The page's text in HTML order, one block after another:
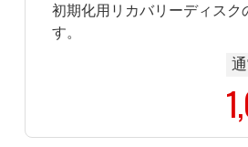
初期化用リカバリーディスク
す。